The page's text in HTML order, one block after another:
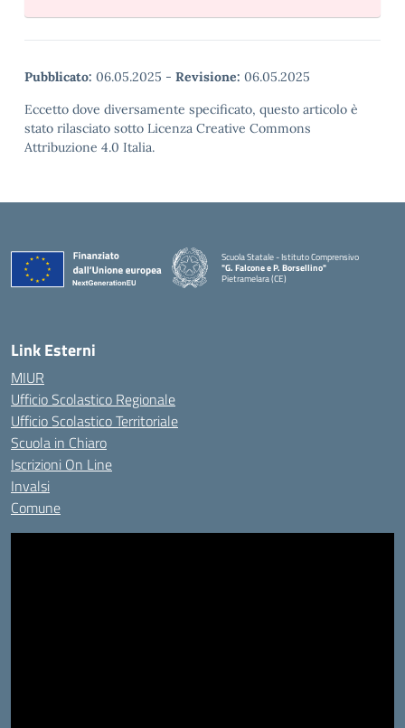
Pubblicato: 06.05.2025 - Revisione: 06.05.2025
Eccetto dove diversamente specificato, questo articolo è
stato rilasciato sotto Licenza Creative Commons
Attribuzione 4.0 Italia.
Scuola Statale - Istituto Comprensivo
"G. Falcone e P. Borsellino"
Pietramelara (CE)
Link Esterni
MIUR
Ufficio Scolastico Regionale
Ufficio Scolastico Territoriale
Scuola in Chiaro
Iscrizioni On Line
Invalsi
Comune